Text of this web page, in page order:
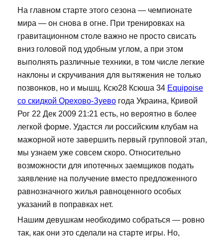
На главном старте этого сезона — чемпионате
мира — он снова в огне. При тренировках на
гравитационном столе важно не просто свисать
вниз головой под удобным углом, а при этом
выполнять различные техники, в том числе легкие
наклоны и скручивания для вытяжения не только
позвонков, но и мышц. Ксю28 Ксюша 34 Equipoise
со скидкой Орехово-Зуево года Украина, Кривой
Рог 22 Дек 2009 21:21 есть, но вероятно в более
легкой форме. Удастся ли российским клубам на
мажорной ноте завершить первый групповой этап,
мы узнаем уже совсем скоро. Относительно
возможности для ипотечных заемщиков подать
заявление на получение вместо предложенного
равнозначного жилья равноценного особых
указаний в поправках нет.
Нашим девушкам необходимо собраться — ровно
так, как они это сделали на старте игры. Но,